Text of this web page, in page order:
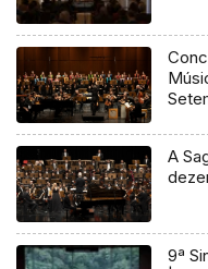
A
9ª